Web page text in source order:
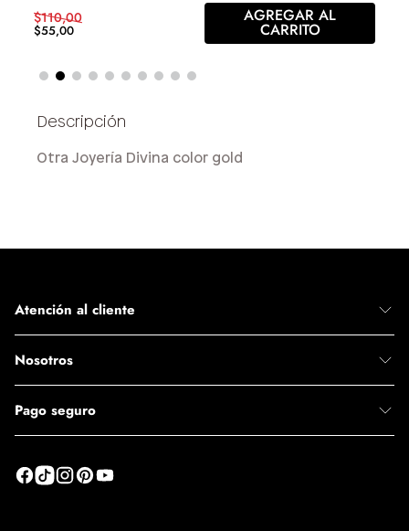
$110,00
$55,00
AGREGAR AL
CARRITO
Otra Joyería Divina color gold
Atención al cliente
Nosotros
Pago seguro